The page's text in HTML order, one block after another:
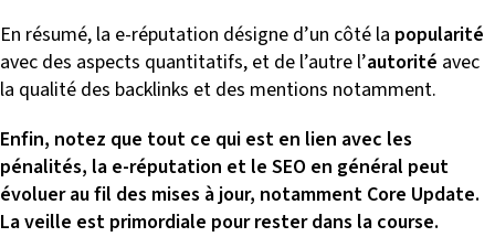
En résumé, la e-réputation désigne d’un côté la popularité
avec des aspects quantitatifs, et de l’autre l’autorité avec
la qualité des backlinks et des mentions notamment.
Enfin, notez que tout ce qui est en lien avec les
pénalités, la e-réputation et le SEO en général peut
évoluer au fil des mises à jour, notamment Core Update.
La veille est primordiale pour rester dans la course.